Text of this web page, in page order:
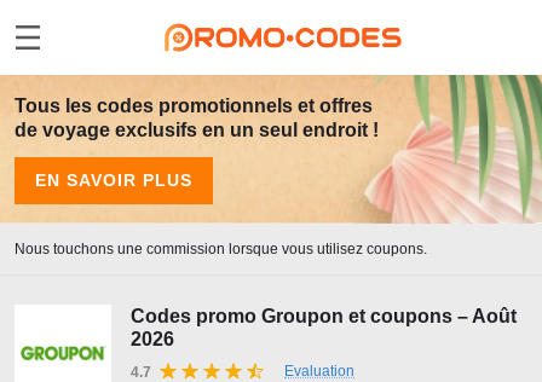
Tous les codes promotionnels et offres
de voyage exclusifs en un seul endroit !
EN SAVOIR PLUS
Nous touchons une commission lorsque vous utilisez coupons.
Codes promo Groupon et coupons – Août
2026
4.7
Evaluation